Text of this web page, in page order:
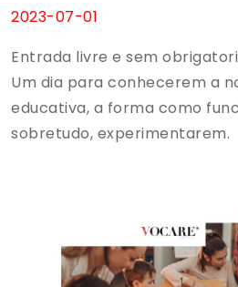
2023-07-01
Entrada livre e sem
Um dia para conhecerem a
educativa, a forma como
sobretudo, experimentarem.